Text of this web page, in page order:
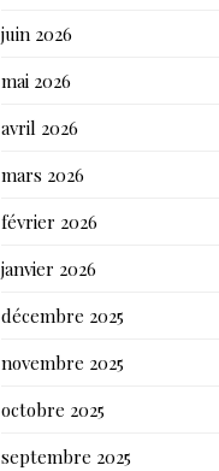
juin 2026
mai 2026
avril 2026
mars 2026
février 2026
janvier 2026
décembre 2025
novembre 2025
octobre 2025
septembre 2025